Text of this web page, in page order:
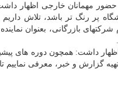
حضور مهمانان خارجی اظهار
پر رنگ تر باشد، تلاش
شرکتهای بازرگانی، بعنوان
اظهار داشت: همچون دوره های
تهیه گزارش و خبر، معرفی نماییم